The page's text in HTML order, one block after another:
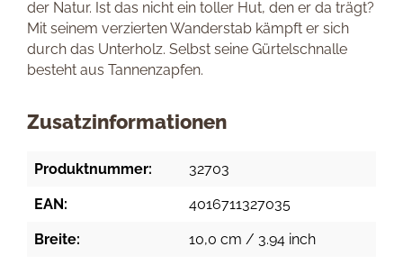
der Natur. Ist das nicht ein toller Hut, den er da trägt?
Mit seinem verzierten Wanderstab kämpft er sich
durch das Unterholz. Selbst seine Gürtelschnalle
besteht aus Tannenzapfen.
Zusatzinformationen
Produktnummer: 32703
EAN: 4016711327035
Breite: 10,0 cm / 3.94 inch